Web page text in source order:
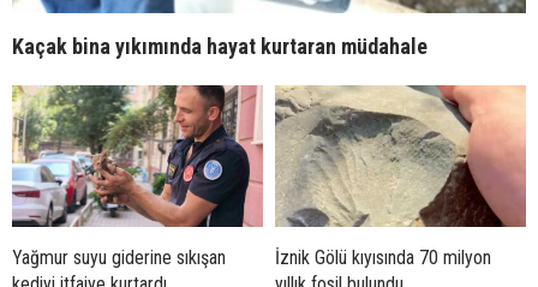
Kaçak bina yıkımında hayat kurtaran müdahale
Yağmur suyu giderine sıkışan
İznik Gölü kıyısında 70 milyon